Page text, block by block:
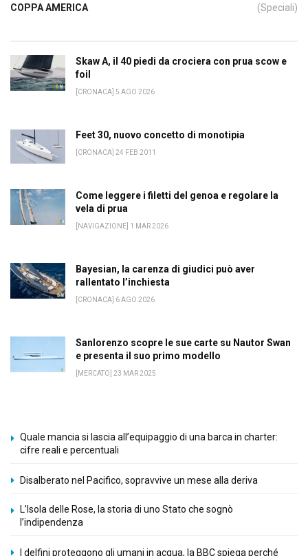
COPPA AMERICA (Speciali)
Skaw A, il 40 piedi da crociera con prua scow e
foil
[CRONACA] 5 AGO 2026
Feet 30, nuovo concetto di monotipia
[CRONACA] 24 FEB 2011
Come leggere i filetti del genoa e regolare la
vela di prua
[NAVIGAZIONE] 1 MAR 2026
Bayesian, la carenza di giudici può aver
rallentato l’inchiesta
[CRONACA] 6 AGO 2026
Sanlorenzo scopre le sue carte su Nautor Swan
e presenta il suo primo modello
[MERCATO] 23 MAR 2025
Quale mancia si lascia all’equipaggio di una barca in charter:
cifre reali e percentuali
Disalberato nel Pacifico, sopravvive un mese alla deriva
L’Isola delle Rose, la storia di uno Stato che sognò
l’indipendenza
I delfini proteggono gli umani in acqua, la BBC spiega perché